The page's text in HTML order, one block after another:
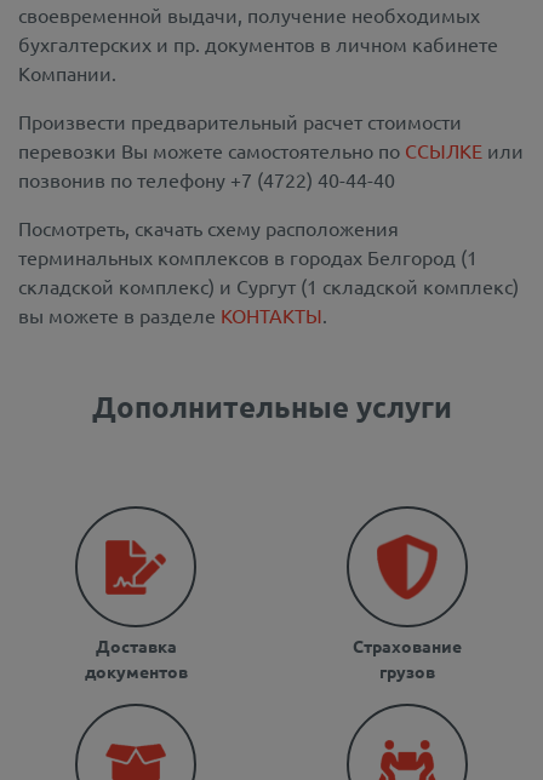
своевременной выдачи, получение необходимых
бухгалтерских и пр. документов в личном кабинете
Компании.
Произвести предварительный расчет стоимости
перевозки Вы можете самостоятельно по ССЫЛКЕ или
позвонив по телефону +7 (4722) 40-44-40
Посмотреть, скачать схему расположения
терминальных комплексов в городах Белгород (1
складской комплекс) и Сургут (1 складской комплекс)
вы можете в разделе КОНТАКТЫ.
Дополнительные услуги
Доставка
документов
Страхование
грузов